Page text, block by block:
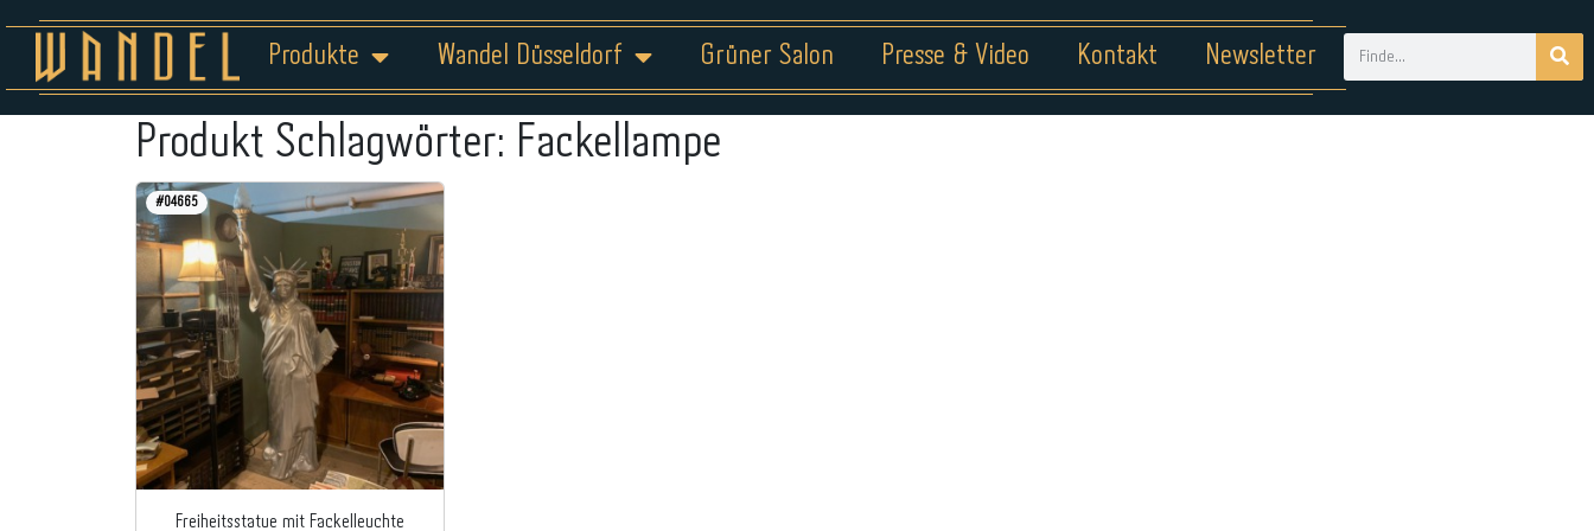
Produkte Wandel Düsseldorf Grüner Salon Presse & Video Kontakt Newsletter
Produkt Schlagwörter: Fackellampe
#04665
Freiheitsstatue mit Fackelleuchte